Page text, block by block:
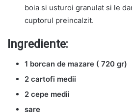
boia si usturoi granulat si le
cuptorul preincalzit.
Ingrediente:
1 borcan de mazare ( 720 gr)
2 cartofi medii
2 cepe medii
sare